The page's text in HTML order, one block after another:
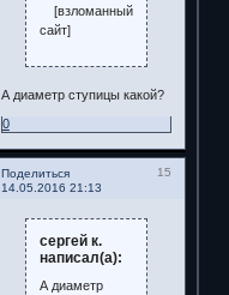
[взломанный
сайт]
А диаметр ступицы какой?
0
Поделиться
15
14.05.2016 21:13
сергей к.
написал(а):
А диаметр